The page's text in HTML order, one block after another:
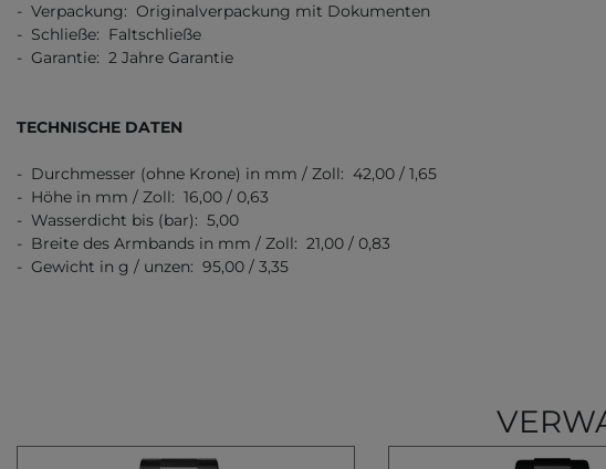
- Verpackung: Originalverpackung mit Dokumenten
- Schließe: Faltschließe
- Garantie: 2 Jahre Garantie
TECHNISCHE DATEN
- Durchmesser (ohne Krone) in mm / Zoll: 42,00 / 1,65
- Höhe in mm / Zoll: 16,00 / 0,63
- Wasserdicht bis (bar): 5,00
- Breite des Armbands in mm / Zoll: 21,00 / 0,83
- Gewicht in g / unzen: 95,00 / 3,35